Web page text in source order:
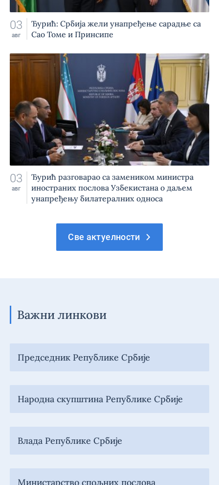
03
авг
Ђурић: Србија жели унапређење сарадње са
Сао Томе и Принсипе
03
авг
Ђурић разговарао са замеником министра
иностраних послова Узбекистана о даљем
унапређењу билатералних односа
Све актуелности
Важни линкови
Председник Републике Србије
Народна скупштина Републике Србије
Влада Републике Србије
Министарство спољних послова